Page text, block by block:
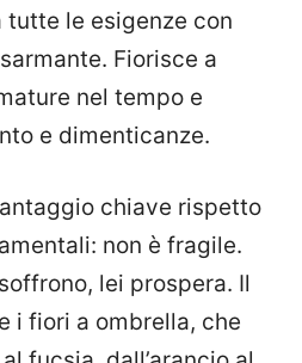
tutte le esigenze con
Fiorisce a
nel tempo e
e dimenticanze.
chiave rispetto
non è fragile.
lei prospera. Il
i fiori a ombrella, che